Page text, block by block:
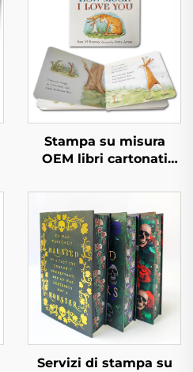
Stampa su misura
OEM libri cartonati
libri per bambini in
inglese libri interattivi
per bambini stampa
libri cartonati
Servizi di stampa su